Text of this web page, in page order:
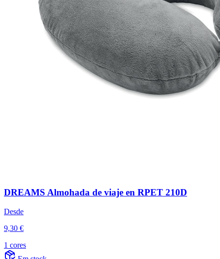
DREAMS Almohada de viaje en RPET 210D
Desde
9,30 €
1 cores